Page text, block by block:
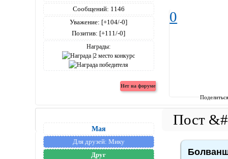
Сообщений: 1146
Уважение: [+104/-0]
Позитив: [+111/-0]
Награды:
0
Мая
Для друзей: Мику
Друг